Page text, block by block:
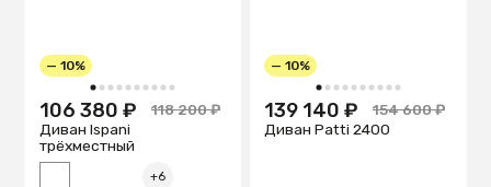
1 2 3 4 5 6 7 8 9 10
— 10%
106 380 ₽
118 200 ₽
Диван Ispani
трёхместный
+6
1 2 3 4 5 6 7 8 9 10
— 10%
139 140 ₽
154 600 ₽
Диван Patti 2400